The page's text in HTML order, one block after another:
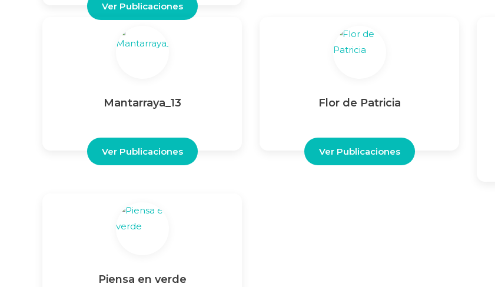
Ver Publicaciones
Mantarraya_13
Ver Publicaciones
Flor de Patricia
Ver Publicaciones
Piensa en verde